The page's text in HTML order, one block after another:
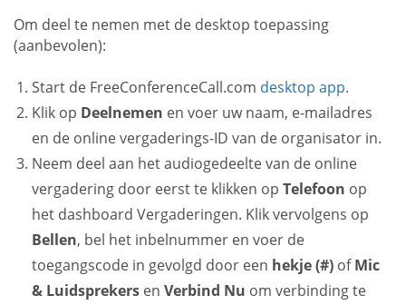
Om deel te nemen met de desktop toepassing
(aanbevolen):
Start de FreeConferenceCall.com desktop app.
Klik op Deelnemen en voer uw naam, e-mailadres
en de online vergaderings-ID van de organisator in.
Neem deel aan het audiogedeelte van de online
vergadering door eerst te klikken op Telefoon op
het dashboard Vergaderingen. Klik vervolgens op
Bellen, bel het inbelnummer en voer de
toegangscode in gevolgd door een hekje (#) ofMic
& Luidsprekers en Verbind Nu om verbinding te